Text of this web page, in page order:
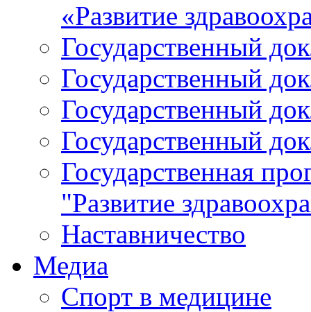
«Развитие
Государственный
Государственный
Государственный
Государственный
Государственная
"Развитие
Наставничество
Медиа
Спорт в медицине